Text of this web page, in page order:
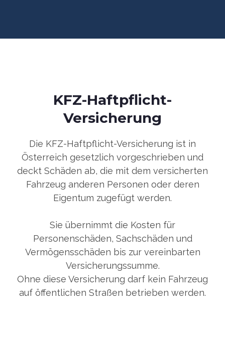
KFZ-Haftpflicht-
Versicherung
Die KFZ-Haftpflicht-Versicherung ist in
Österreich gesetzlich vorgeschrieben und
deckt Schäden ab, die mit dem versicherten
Fahrzeug anderen Personen oder deren
Eigentum zugefügt werden.
Sie übernimmt die Kosten für
Personenschäden, Sachschäden und
Vermögensschäden bis zur vereinbarten
Versicherungssumme.
Ohne diese Versicherung darf kein Fahrzeug
auf öffentlichen Straßen betrieben werden.